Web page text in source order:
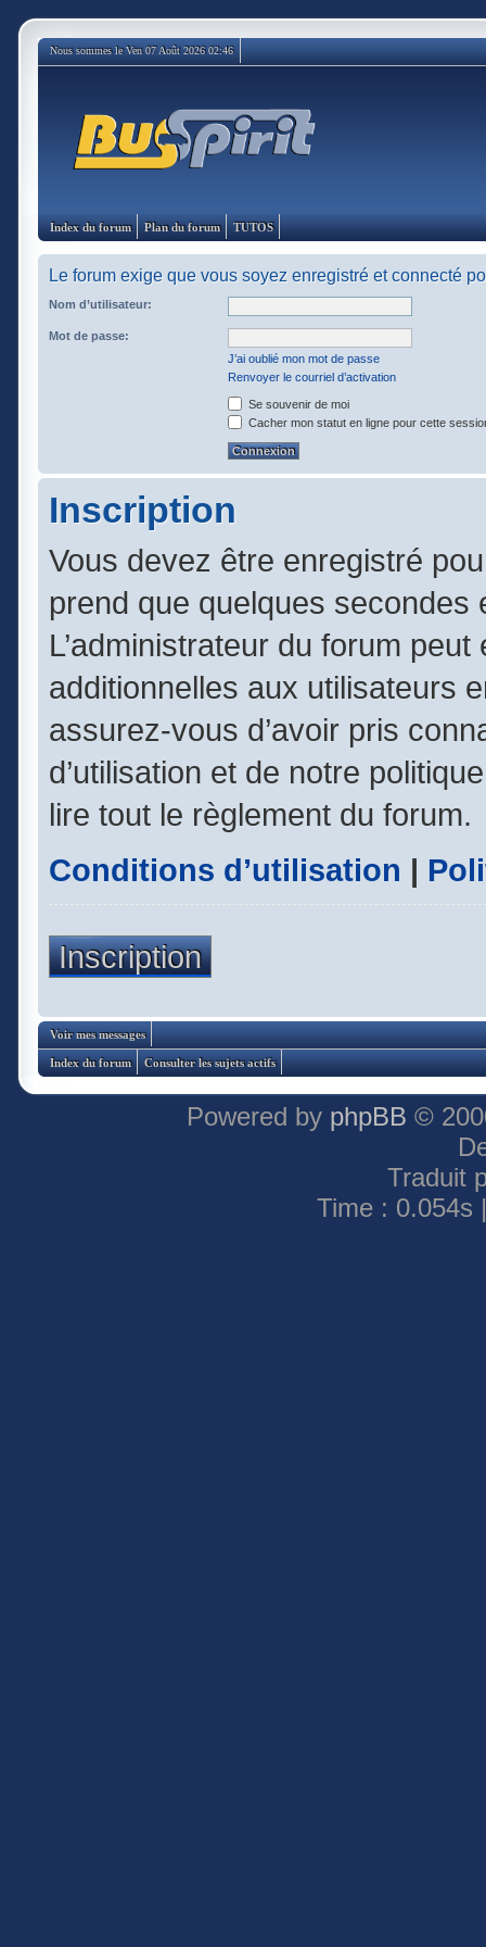
Nous sommes le Ven 07 Août 2026 02:46
Index du forum Plan du forum TUTOS
Le forum exige que vous soyez enregistré et connecté
Nom d’utilisateur:
Mot de passe:
J’ai oublié mon mot de passe
Renvoyer le courriel d’activation
Se souvenir de moi
Cacher mon statut en ligne pour cette
Inscription
Vous devez être enregistré
prend que quelques
L’administrateur du forum
additionnelles aux utilisateurs
assurez-vous d’avoir pris
d’utilisation et de notre
lire tout le règlement du forum.
Conditions d’utilisation |
Inscription
Voir mes messages
Index du forum Consulter les sujets actifs
Powered by phpBB ©
Traduit
Time : 0.054s